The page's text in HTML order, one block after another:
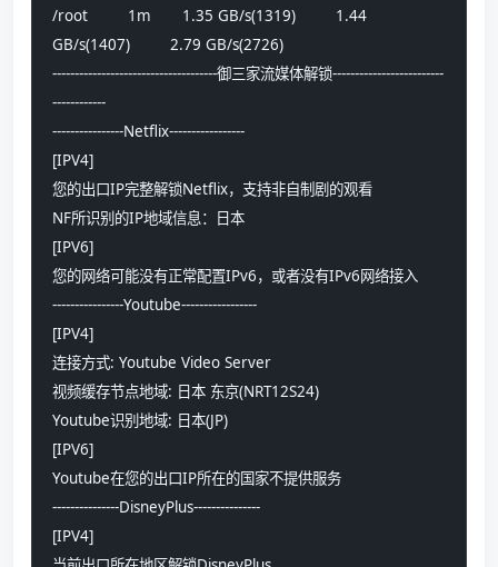
/root         1m       1.35 GB/s(1319)         1.44
GB/s(1407)         2.79 GB/s(2726)
-------------------------------------御三家流媒体解锁-------------------------
------------
----------------Netflix-----------------
[IPV4]
您的出口IP完整解锁Netflix，支持非自制剧的观看
NF所识别的IP地域信息：日本
[IPV6]
您的网络可能没有正常配置IPv6，或者没有IPv6网络接入
----------------Youtube-----------------
[IPV4]
连接方式: Youtube Video Server
视频缓存节点地域: 日本 东京(NRT12S24)
Youtube识别地域: 日本(JP)
[IPV6]
Youtube在您的出口IP所在的国家不提供服务
---------------DisneyPlus---------------
[IPV4]